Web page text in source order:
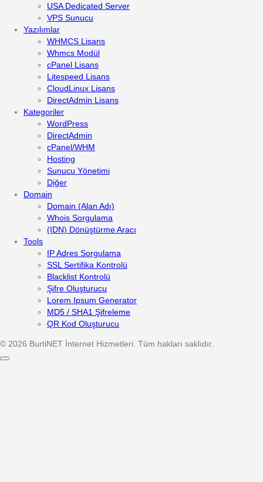
USA Dedicated Server
VPS Sunucu
Yazılımlar
WHMCS Lisans
Whmcs Modül
cPanel Lisans
Litespeed Lisans
CloudLinux Lisans
DirectAdmin Lisans
Kategoriler
WordPress
DirectAdmin
cPanel/WHM
Hosting
Sunucu Yönetimi
Diğer
Domain
Domain (Alan Adı)
Whois Sorgulama
(IDN) Dönüştürme Aracı
Tools
IP Adres Sorgulama
SSL Sertifika Kontrolü
Blacklist Kontrolü
Şifre Oluşturucu
Lorem Ipsum Generator
MD5 / SHA1 Şifreleme
QR Kod Oluşturucu
© 2026 BurtiNET İnternet Hizmetleri. Tüm hakları saklıdır.